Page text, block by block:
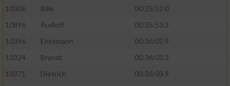
10306
Bille
00:35:52.0
10896
Rudloff
00:35:53.3
10396
Entemann
00:36:02.9
10324
Brandt
00:36:03.3
10371
Dietrich
00:36:03.9